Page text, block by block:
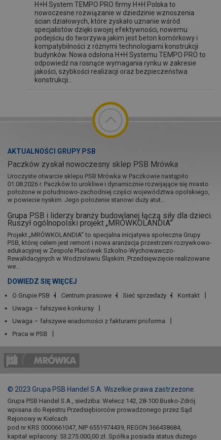
H+H System TEMPO PRO firmy H+H Polska to
nowoczesne rozwiązanie w dziedzinie wznoszenia
ścian działowych, które zyskało uznanie wśród
specjalistów dzięki swojej efektywności, nowemu
podejściu do tworzywa jakim jest beton komórkowy i
kompatybilności z różnymi technologiami konstrukcji
budynków. Nowa odsłona H+H Systemu TEMPO PRO to
odpowiedź na rosnące wymagania rynku w zakresie
jakości, szybkości realizacji oraz bezpieczeństwa
konstrukcji...
AKTUALNOŚCI GRUPY PSB
Paczków zyskał nowoczesny sklep PSB Mrówka
Uroczyste otwarcie sklepu PSB Mrówka w Paczkowie nastąpiło
01.08.2026 r. Paczków to urokliwe i dynamicznie rozwijające się miasto
położone w południowo-zachodniej części województwa opolskiego,
w powiecie nyskim. Jego położenie stanowi duży atut...
Grupa PSB i liderzy branży budowlanej łączą siły dla dzieci.
Ruszył ogólnopolski projekt „MRÓWKOLANDIA”
Projekt „MRÓWKOLANDIA” to specjalna inicjatywa społeczna Grupy
PSB, której celem jest remont i nowa aranżacja przestrzeni rozrywkowo-
edukacyjnej w Zespole Placówek Szkolno-Wychowawczo-
Rewalidacyjnych w Wodzisławiu Śląskim. Przedsięwzięcie realizowane
we...
DOWIEDZ SIĘ WIĘCEJ
O Grupie PSB Centrum prasowe Sieć sprzedaży
Kontakt
Uwaga – fałszywe konkursy
Uwaga – fałszywe wiadomości z fakturami proforma
Praca w PSB
© 2023 Grupa PSB Handel S.A. Wszelkie prawa zastrzeżone.
Grupa PSB Handel S.A., siedziba: Wełecz 142, 28-100 Busko-Zdrój
wpisana do Rejestru Przedsiębiorców prowadzonego przez Sąd
Rejonowy w Kielcach
pod nr KRS 0000661047, NIP 6551974439, REGON 366438684,
kapitał wpłacony: 53.275.000,00 zł. Spółka posiada status dużego